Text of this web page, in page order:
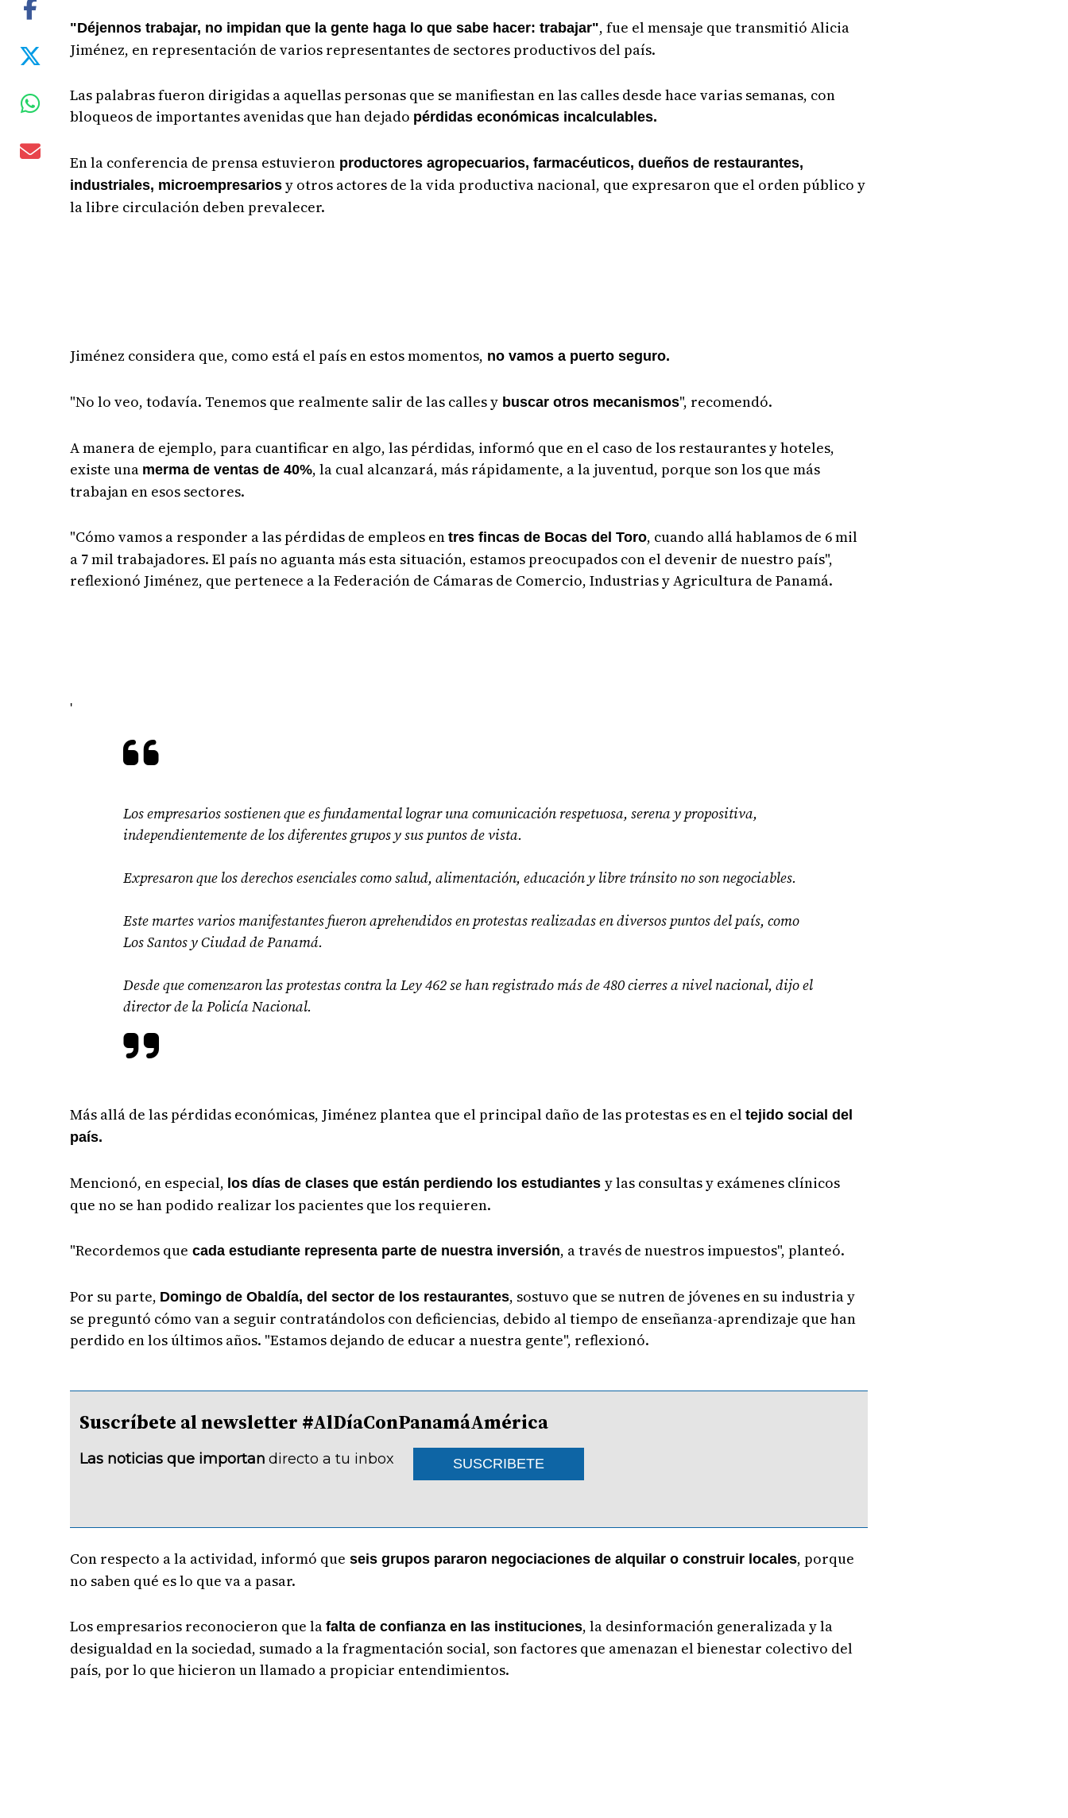
"Déjennos trabajar, no impidan que la gente haga lo que sabe hacer: trabajar", fue el mensaje que transmitió Alicia
Jiménez, en representación de varios representantes de sectores productivos del país.
Las palabras fueron dirigidas a aquellas personas que se manifiestan en las calles desde hace varias semanas, con
bloqueos de importantes avenidas que han dejado pérdidas económicas incalculables.
En la conferencia de prensa estuvieron productores agropecuarios, farmacéuticos, dueños de restaurantes,
industriales, microempresarios y otros actores de la vida productiva nacional, que expresaron que el orden público y
la libre circulación deben prevalecer.
Jiménez considera que, como está el país en estos momentos, no vamos a puerto seguro.
"No lo veo, todavía. Tenemos que realmente salir de las calles y buscar otros mecanismos", recomendó.
A manera de ejemplo, para cuantificar en algo, las pérdidas, informó que en el caso de los restaurantes y hoteles,
existe una merma de ventas de 40%, la cual alcanzará, más rápidamente, a la juventud, porque son los que más
trabajan en esos sectores.
"Cómo vamos a responder a las pérdidas de empleos entres fincas de Bocas del Toro, cuando allá hablamos de 6 mil
a 7 mil trabajadores. El país no aguanta más esta situación, estamos preocupados con el devenir de nuestro país",
reflexionó Jiménez, que pertenece a la Federación de Cámaras de Comercio, Industrias y Agricultura de Panamá.
'
Los empresarios sostienen que es fundamental lograr una comunicación respetuosa, serena y propositiva,
independientemente de los diferentes grupos y sus puntos de vista.
Expresaron que los derechos esenciales como salud, alimentación, educación y libre tránsito no son negociables.
Este martes varios manifestantes fueron aprehendidos en protestas realizadas en diversos puntos del país, como
Los Santos y Ciudad de Panamá.
Desde que comenzaron las protestas contra la Ley 462 se han registrado más de 480 cierres a nivel nacional, dijo el
director de la Policía Nacional.
Más allá de las pérdidas económicas, Jiménez plantea que el principal daño de las protestas es en eltejido social del
país.
Mencionó, en especial, los días de clases que están perdiendo los estudiantesy las consultas y exámenes clínicos
que no se han podido realizar los pacientes que los requieren.
"Recordemos que cada estudiante representa parte de nuestra inversión, a través de nuestros impuestos", planteó.
Por su parte, Domingo de Obaldía, del sector de los restaurantes, sostuvo que se nutren de jóvenes en su industria y
se preguntó cómo van a seguir contratándolos con deficiencias, debido al tiempo de enseñanza-aprendizaje que han
perdido en los últimos años. "Estamos dejando de educar a nuestra gente", reflexionó.
Suscríbete al newsletter #AlDíaConPanamáAmérica
Las noticias que importan directo a tu inbox SUSCRIBETE
Con respecto a la actividad, informó que seis grupos pararon negociaciones de alquilar o construir locales, porque
no saben qué es lo que va a pasar.
Los empresarios reconocieron que lafalta de confianza en las instituciones, la desinformación generalizada y la
desigualdad en la sociedad, sumado a la fragmentación social, son factores que amenazan el bienestar colectivo del
país, por lo que hicieron un llamado a propiciar entendimientos.